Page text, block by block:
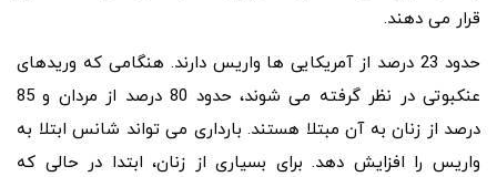
قرار می دهند.
حدود 23 درصد از آمریکایی ها واریس دارند. هنگامی که وریدهای
عنکبوتی در نظر گرفته می شوند، حدود 80 درصد از مردان و 85
درصد از زنان به آن مبتلا هستند. بارداری می تواند شانس ابتلا به
واریس را افزایش دهد. برای بسیاری از زنان، ابتدا در حالی که